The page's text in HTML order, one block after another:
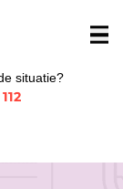
situatie?
112